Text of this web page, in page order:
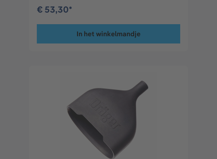
€ 53,30*
In het winkelmandje